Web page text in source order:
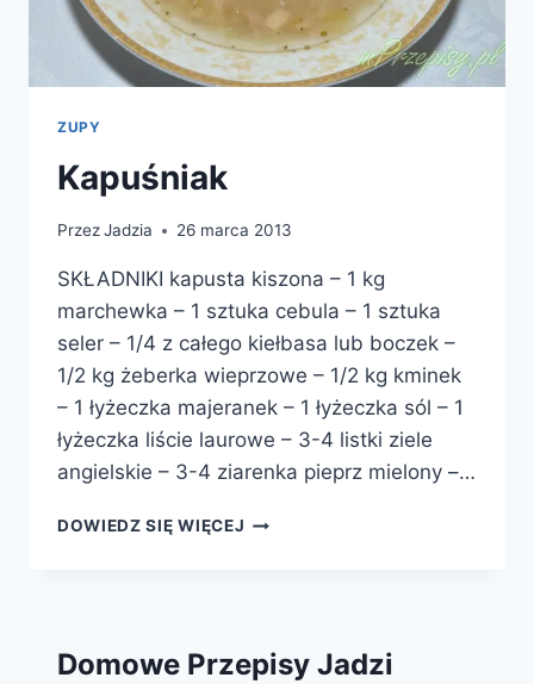
ZUPY
Kapuśniak
PrzezJadzia 26 marca 2013
SKŁADNIKI kapusta kiszona – 1 kg
marchewka – 1 sztuka cebula – 1 sztuka
seler – 1/4 z całego kiełbasa lub boczek –
1/2 kg żeberka wieprzowe – 1/2 kg kminek
– 1 łyżeczka majeranek – 1 łyżeczka sól – 1
łyżeczka liście laurowe – 3-4 listki ziele
angielskie – 3-4 ziarenka pieprz mielony –…
DOWIEDZ SIĘ WIĘCEJ KAPUŚNIAK
Domowe Przepisy Jadzi